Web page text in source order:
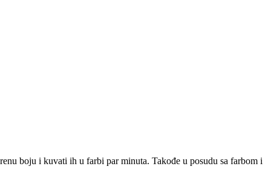
boju i kuvati ih u farbi par minuta. Takođe u posudu sa farbom i